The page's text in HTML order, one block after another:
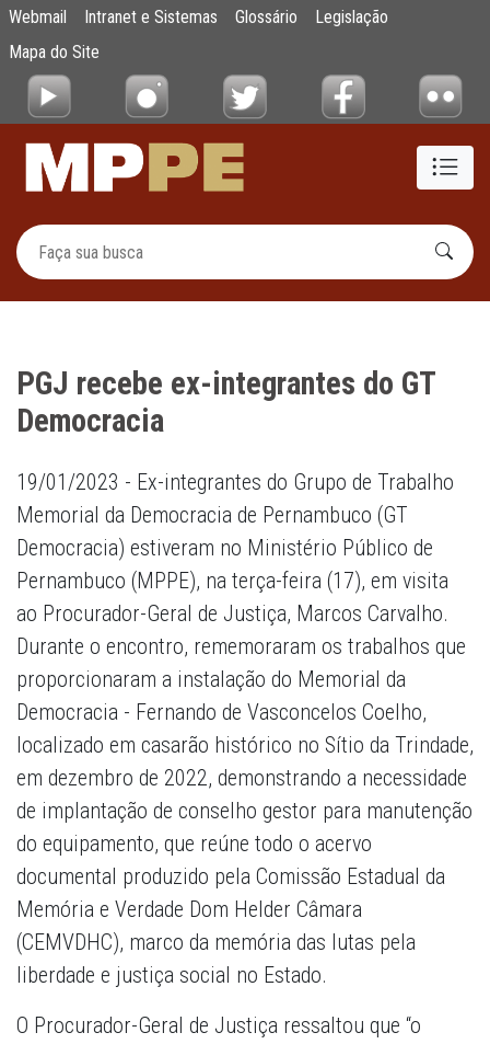
Pular para o Conteúdo principal
PGJ recebe ex-integrantes do GT
Webmail Intranet e Sistemas Glossário
Legislação
Mapa do Site
PGJ recebe ex-integrantes do GT
Democracia
19/01/2023 - Ex-integrantes do Grupo de Trabalho
Memorial da Democracia de Pernambuco (GT
Democracia) estiveram no Ministério Público de
Pernambuco (MPPE), na terça-feira (17), em visita
ao Procurador-Geral de Justiça, Marcos Carvalho.
Durante o encontro, rememoraram os trabalhos que
proporcionaram a instalação do Memorial da
Democracia - Fernando de Vasconcelos Coelho,
localizado em casarão histórico no Sítio da Trindade,
em dezembro de 2022, demonstrando a necessidade
de implantação de conselho gestor para manutenção
do equipamento, que reúne todo o acervo
documental produzido pela Comissão Estadual da
Memória e Verdade Dom Helder Câmara
(CEMVDHC), marco da memória das lutas pela
liberdade e justiça social no Estado.
O Procurador-Geral de Justiça ressaltou que “o